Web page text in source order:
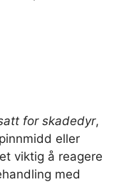
for skadedyr,
eller
viktig å reagere
med